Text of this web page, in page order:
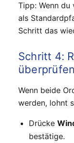
Tipp: Wenn du
als
Schritt das
Schritt 4:
überprüfen
Wenn beide
werden, lohnt
Drücke
bestätige.